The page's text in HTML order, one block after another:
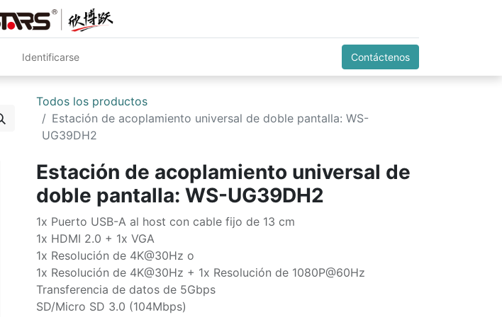
Identificarse Contáctenos
Todos los productos
Estación de acoplamiento universal de doble pantalla: WS-
UG39DH2
Estación de acoplamiento universal de
doble pantalla: WS-UG39DH2
1x Puerto USB-A al host con cable fijo de 13 cm
1x HDMI 2.0 + 1x VGA
1x Resolución de 4K@30Hz o
1x Resolución de 4K@30Hz + 1x Resolución de 1080P@60Hz
Transferencia de datos de 5Gbps
SD/Micro SD 3.0 (104Mbps)